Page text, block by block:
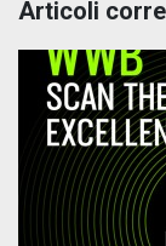
Articoli